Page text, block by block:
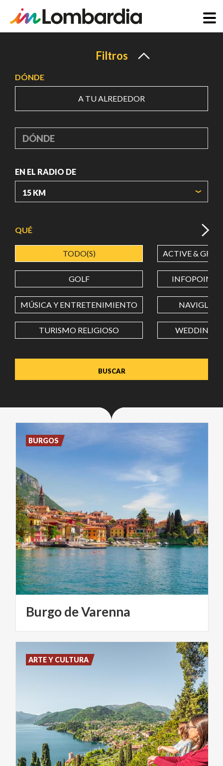
principal
Filtros
DÓNDE
A TU ALREDEDOR
DÓNDE
EN EL RADIO DE
LONGITUD
Value in decimal degrees. Use dot (.) as decimal separator.
QUÉ
TODO(S) ACTIVE &
GOLF INFOPOINT
MÚSICA Y ENTRETENIMIENTO NAVIGLI
TURISMO RELIGIOSO WEDDING
BurgodeVarenna
BURGOS
ARTE Y CULTURA